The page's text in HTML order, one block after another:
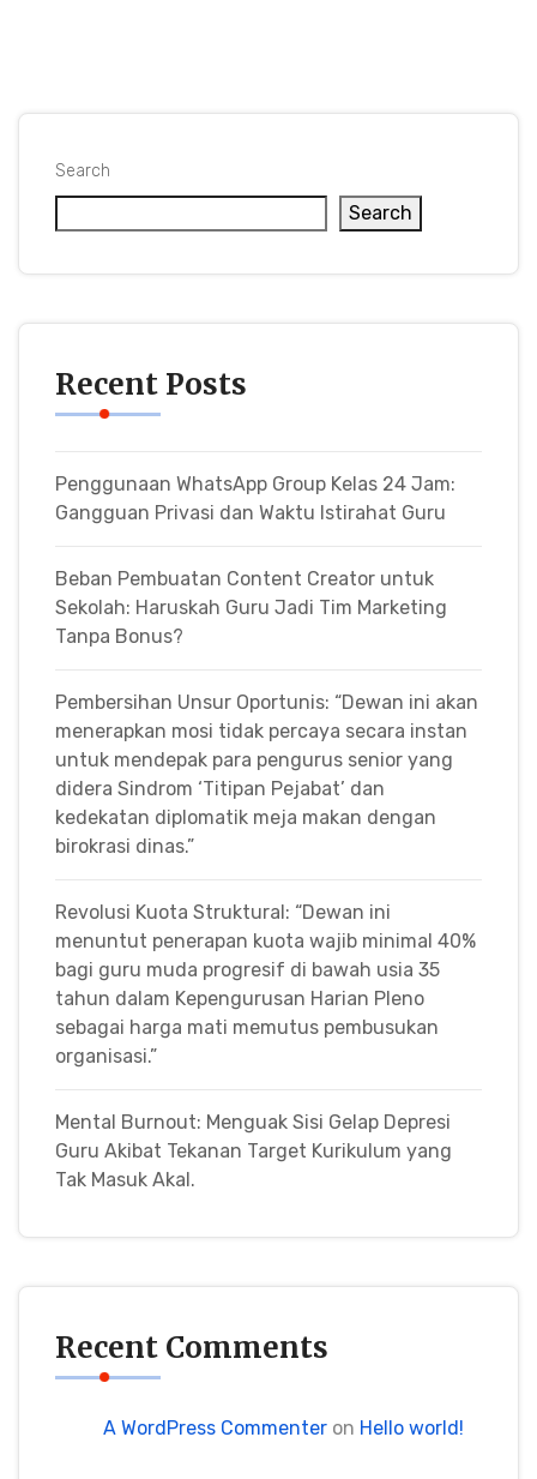
Search
Search
Recent Posts
Penggunaan WhatsApp Group Kelas 24 Jam:
Gangguan Privasi dan Waktu Istirahat Guru
Beban Pembuatan Content Creator untuk
Sekolah: Haruskah Guru Jadi Tim Marketing
Tanpa Bonus?
Pembersihan Unsur Oportunis: “Dewan ini akan
menerapkan mosi tidak percaya secara instan
untuk mendepak para pengurus senior yang
didera Sindrom ‘Titipan Pejabat’ dan
kedekatan diplomatik meja makan dengan
birokrasi dinas.”
Revolusi Kuota Struktural: “Dewan ini
menuntut penerapan kuota wajib minimal 40%
bagi guru muda progresif di bawah usia 35
tahun dalam Kepengurusan Harian Pleno
sebagai harga mati memutus pembusukan
organisasi.”
Mental Burnout: Menguak Sisi Gelap Depresi
Guru Akibat Tekanan Target Kurikulum yang
Tak Masuk Akal.
Recent Comments
A WordPress Commenter on Hello world!